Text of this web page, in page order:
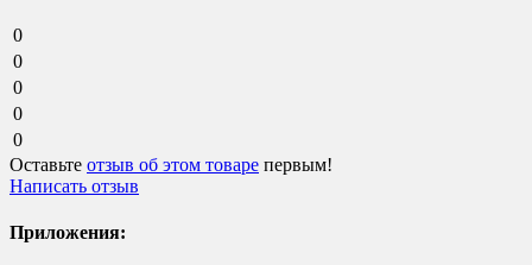
0
0
0
0
0
Оставьте отзыв об этом товаре первым!
Написать отзыв
Приложения: